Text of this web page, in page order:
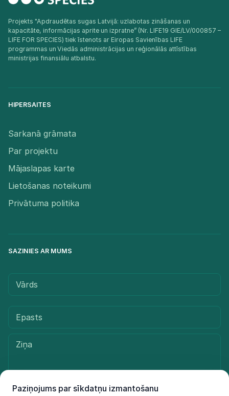
Paziņojums par sīkdatņu izmantošanu
Projekts "Apdraudētas sugas Latvijā: uzlabotas zināšanas un
kapacitāte, informācijas aprite un izpratne” (Nr. LIFE19 GIE/LV/000857 –
LIFE FOR SPECIES) tiek īstenots ar Eiropas Savienības LIFE
programmas un Viedās administrācijas un reģionālās attīstības
ministrijas finansiālu atbalstu.​
HIPERSAITES
Sarkanā grāmata
Par projektu
Mājaslapas karte
Lietošanas noteikumi
Privātuma politika
SAZINIES AR MUMS